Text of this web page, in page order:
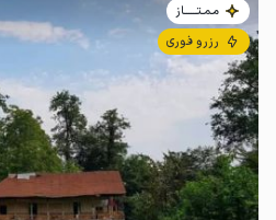
2میلیون ت
مـمـتــــــاز
رزرو فوری